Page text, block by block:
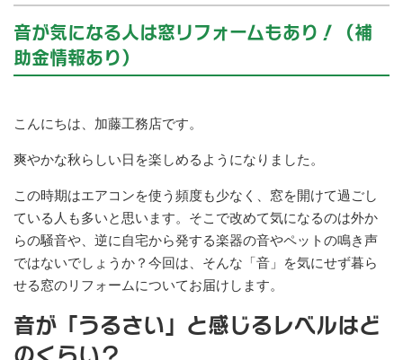
音が気になる人は窓リフォームもあり！（補
助金情報あり）
こんにちは、加藤工務店です。
爽やかな秋らしい日を楽しめるようになりました。
この時期はエアコンを使う頻度も少なく、窓を開けて過ごし
ている人も多いと思います。そこで改めて気になるのは外か
らの騒音や、逆に自宅から発する楽器の音やペットの鳴き声
ではないでしょうか？今回は、そんな「音」を気にせず暮ら
せる窓のリフォームについてお届けします。
音が「うるさい」と感じるレベルはど
のくらい？